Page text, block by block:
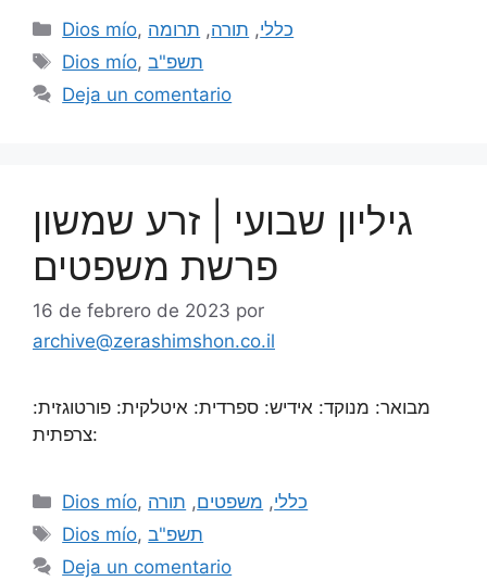
Dios mío, כללי, תורה, תרומה
Dios mío,תשפ"ב
Deja un comentario
גיליון שבועי | זרע שמשון
פרשת משפטים
16 de febrero de 2023 por
archive@zerashimshon.co.il
מבואר: מנוקד: אידיש: ספרדית: איטלקית: פורטוגזית:
צרפתית:
Dios mío, כללי, משפטים, תורה
Dios mío,תשפ"ב
Deja un comentario